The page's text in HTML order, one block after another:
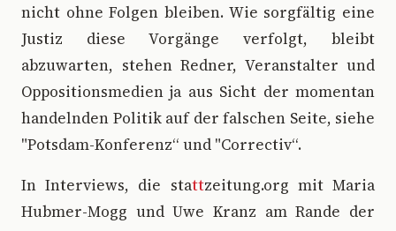
nicht ohne Folgen bleiben. Wie sorgfältig eine
Justiz diese Vorgänge verfolgt, bleibt
abzuwarten, stehen Redner, Veranstalter und
Oppositionsmedien ja aus Sicht der momentan
handelnden Politik auf der falschen Seite, siehe
"Potsdam-Konferenz“ und "Correctiv“.
In Interviews, die stattzeitung.org mit Maria
Hubmer-Mogg und Uwe Kranz am Rande der